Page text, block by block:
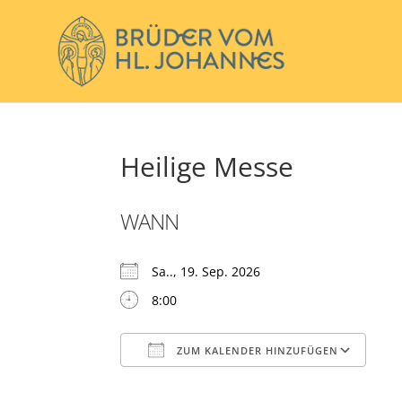
Heilige Messe
WANN
Sa.., 19. Sep. 2026
8:00
ZUM KALENDER HINZUFÜGEN